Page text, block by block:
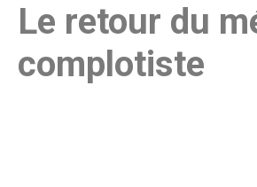
Le retour du
complotiste